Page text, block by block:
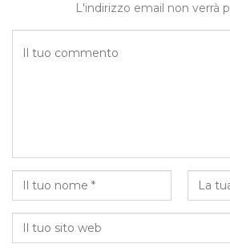
L'indirizzo email non verrà